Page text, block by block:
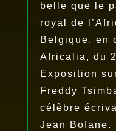
belle que le
royal de
Belgique, en
Africalia, du
Exposition
Freddy
célèbre
Jean Bofane.